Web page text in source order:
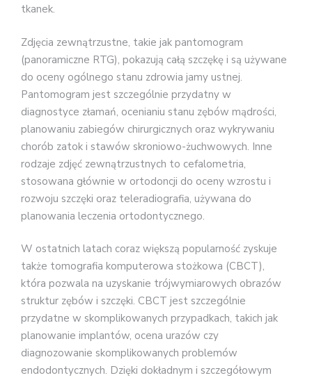
tkanek.
Zdjęcia zewnątrzustne, takie jak pantomogram
(panoramiczne RTG), pokazują całą szczękę i są używane
do oceny ogólnego stanu zdrowia jamy ustnej.
Pantomogram jest szczególnie przydatny w
diagnostyce złamań, ocenianiu stanu zębów mądrości,
planowaniu zabiegów chirurgicznych oraz wykrywaniu
chorób zatok i stawów skroniowo-żuchwowych. Inne
rodzaje zdjęć zewnątrzustnych to cefalometria,
stosowana głównie w ortodoncji do oceny wzrostu i
rozwoju szczęki oraz teleradiografia, używana do
planowania leczenia ortodontycznego.
W ostatnich latach coraz większą popularność zyskuje
także tomografia komputerowa stożkowa (CBCT),
która pozwala na uzyskanie trójwymiarowych obrazów
struktur zębów i szczęki. CBCT jest szczególnie
przydatne w skomplikowanych przypadkach, takich jak
planowanie implantów, ocena urazów czy
diagnozowanie skomplikowanych problemów
endodontycznych. Dzięki dokładnym i szczegółowym